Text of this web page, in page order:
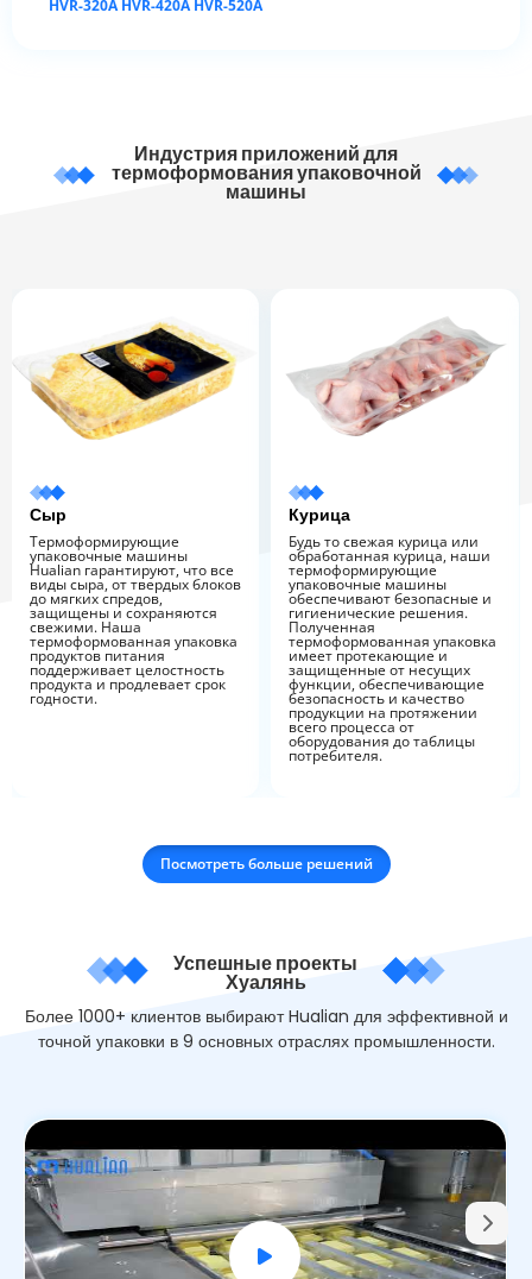
HVR-320A HVR-420A HVR-520A
Индустрия приложений для
термоформования упаковочной
машины
Сыр
Термоформирующие
упаковочные машины
Hualian гарантируют, что все
виды сыра, от твердых блоков
до мягких спредов,
защищены и сохраняются
свежими. Наша
термоформованная упаковка
продуктов питания
поддерживает целостность
продукта и продлевает срок
годности.
Курица
Будь то свежая курица или
обработанная курица, наши
термоформирующие
упаковочные машины
обеспечивают безопасные и
гигиенические решения.
Полученная
термоформованная упаковка
имеет протекающие и
защищенные от несущих
функции, обеспечивающие
безопасность и качество
продукции на протяжении
всего процесса от
оборудования до таблицы
потребителя.
Посмотреть больше решений
Успешные проекты
Хуалянь
Более 1000+ клиентов выбирают Hualian для эффективной и
точной упаковки в 9 основных отраслях промышленности.